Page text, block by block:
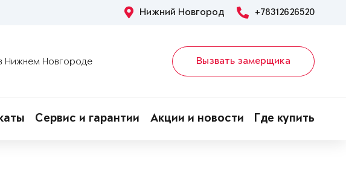
Нижний Новгород +78312626520
Нижнем Новгороде Вызвать замерщика
Сервис и гарантии Акции и новости Где купить